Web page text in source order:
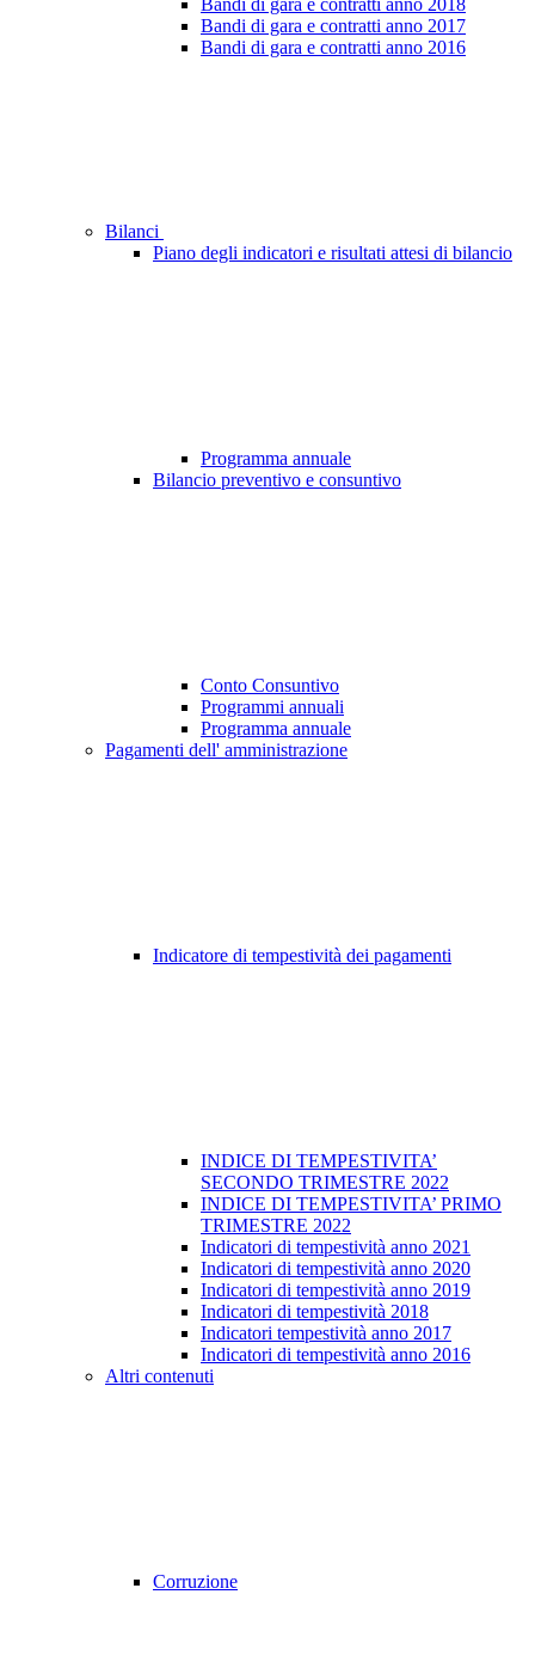
Bandi di gara e contratti anno 2018
Bandi di gara e contratti anno 2017
Bandi di gara e contratti anno 2016
Bilanci
Piano degli indicatori e risultati attesi di bilancio
Programma annuale
Bilancio preventivo e consuntivo
Conto Consuntivo
Programmi annuali
Programma annuale
Pagamenti dell' amministrazione
Indicatore di tempestività dei pagamenti
INDICE DI TEMPESTIVITA’
SECONDO TRIMESTRE 2022
INDICE DI TEMPESTIVITA’ PRIMO
TRIMESTRE 2022
Indicatori di tempestività anno 2021
Indicatori di tempestività anno 2020
Indicatori di tempestività anno 2019
Indicatori di tempestività 2018
Indicatori tempestività anno 2017
Indicatori di tempestività anno 2016
Altri contenuti
Corruzione